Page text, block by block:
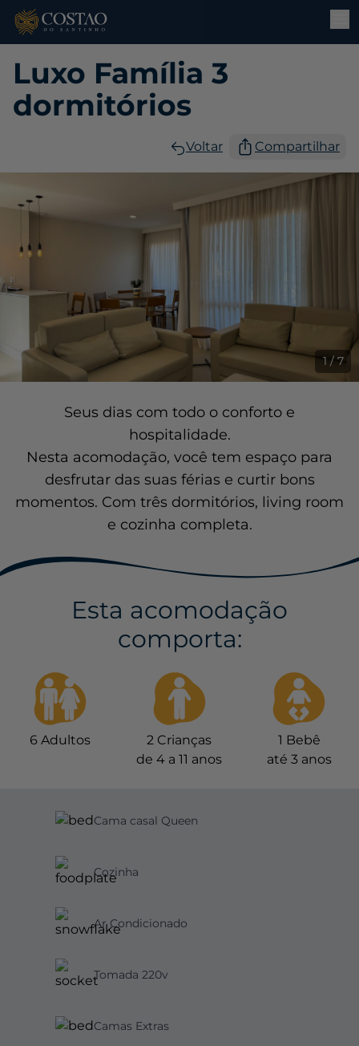
Luxo Família 3
dormitórios
Voltar Compartilhar
1 / 7
Seus dias com todo o conforto e
hospitalidade.
Nesta acomodação, você tem espaço para
desfrutar das suas férias e curtir bons
momentos. Com três dormitórios, living room
e cozinha completa.
Esta acomodação
comporta:
6 Adultos 2 Crianças
de 4 a 11 anos
1 Bebê
até 3 anos
Cama casal Queen
Cozinha
Ar Condicionado
Tomada 220v
Camas Extras